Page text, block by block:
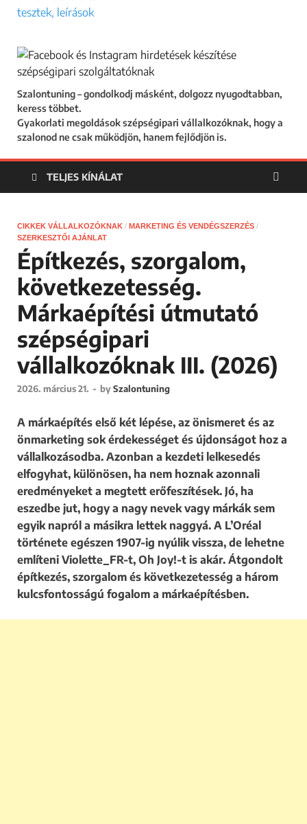
Szalontuning – gondolkodj másként, dolgozz nyugodtabban,
keress többet.
Gyakorlati megoldások szépségipari vállalkozóknak, hogy a
szalonod ne csak működjön, hanem fejlődjön is.
TELJES KÍNÁLAT
CIKKEK VÁLLALKOZÓKNAK / MARKETING ÉS VENDÉGSZERZÉS /
SZERKESZTŐI AJÁNLAT
Építkezés, szorgalom,
következetesség.
Márkaépítési útmutató
szépségipari
vállalkozóknak III. (2026)
2026. március 21. - bySzalontuning
A márkaépítés első két lépése, az önismeret és az
önmarketing sok érdekességet és újdonságot hoz a
vállalkozásodba. Azonban a kezdeti lelkesedés
elfogyhat, különösen, ha nem hoznak azonnali
eredményeket a megtett erőfeszítések. Jó, ha
eszedbe jut, hogy a nagy nevek vagy márkák sem
egyik napról a másikra lettek naggyá. A L’Oréal
története egészen 1907-ig nyúlik vissza, de lehetne
említeni Violette_FR-t, Oh Joy!-t is akár. Átgondolt
építkezés, szorgalom és következetesség a három
kulcsfontosságú fogalom a márkaépítésben.